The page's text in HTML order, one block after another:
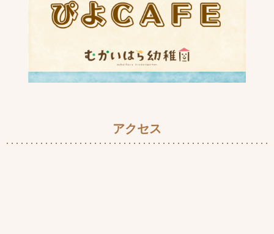
アクセス